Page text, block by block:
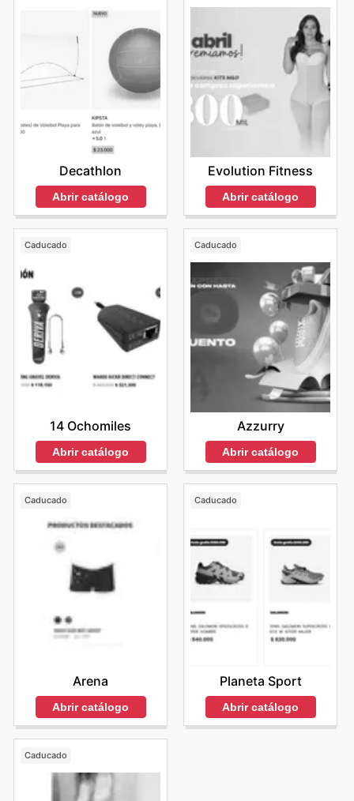
Decathlon
Abrir catálogo
Evolution Fitness
Abrir catálogo
Caducado
14 Ochomiles
Abrir catálogo
Caducado
Azzurry
Abrir catálogo
Caducado
Arena
Abrir catálogo
Caducado
Planeta Sport
Abrir catálogo
Caducado